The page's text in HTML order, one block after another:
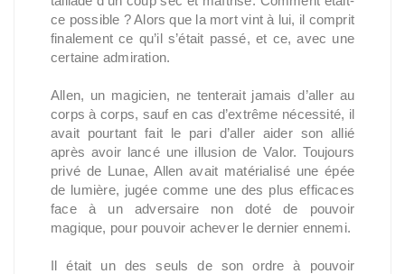
ce possible ? Alors que la mort vint à lui, il comprit
finalement ce qu’il s’était passé, et ce, avec une
certaine admiration.
Allen, un magicien, ne tenterait jamais d’aller au
corps à corps, sauf en cas d’extrême nécessité, il
avait pourtant fait le pari d’aller aider son allié
après avoir lancé une illusion de Valor. Toujours
privé de Lunae, Allen avait matérialisé une épée
de lumière, jugée comme une des plus efficaces
face à un adversaire non doté de pouvoir
magique, pour pouvoir achever le dernier ennemi.
Il était un des seuls de son ordre à pouvoir